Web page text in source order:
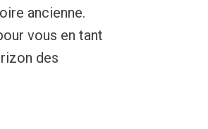
ancienne.
vous en tant
des